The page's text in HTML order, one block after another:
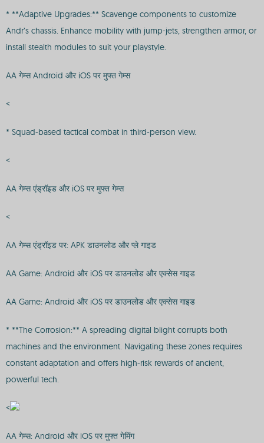
* **Adaptive Upgrades:** Scavenge components to customize
Andr’s chassis. Enhance mobility with jump-jets, strengthen armor, or
install stealth modules to suit your playstyle.
AA गेम्स Android और iOS पर मुफ्त गेम्स
<
* Squad-based tactical combat in third-person view.
<
AA गेम्स एंड्रॉइड और iOS पर मुफ्त गेम्स
<
AA गेम्स एंड्रॉइड पर: APK डाउनलोड और प्ले गाइड
AA Game: Android और iOS पर डाउनलोड और एक्सेस गाइड
AA Game: Android और iOS पर डाउनलोड और एक्सेस गाइड
* **The Corrosion:** A spreading digital blight corrupts both
machines and the environment. Navigating these zones requires
constant adaptation and offers high-risk rewards of ancient,
powerful tech.
<
AA गेम्स: Android और iOS पर मुफ्त गेमिंग